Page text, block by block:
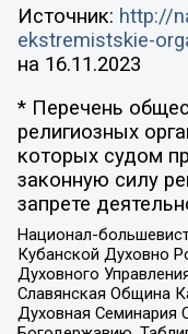
Источник: http://
ekstremistskie-
на 16.11.2023
* Перечень
религиозных
которых судом
законную силу
запрете
Национал-
Кубанской Духовно
Духовного
Славянская Община
Духовная Семинария